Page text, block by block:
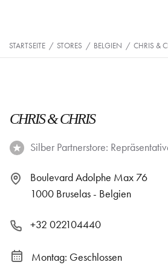
STARTSEITE / STORES / BELGIEN / CHRIS &
CHRIS & CHRIS
Silber Partnerstore:
Boulevard Adolphe Max 76
1000 Bruselas - Belgien
+32 022104440
Montag: Geschlossen